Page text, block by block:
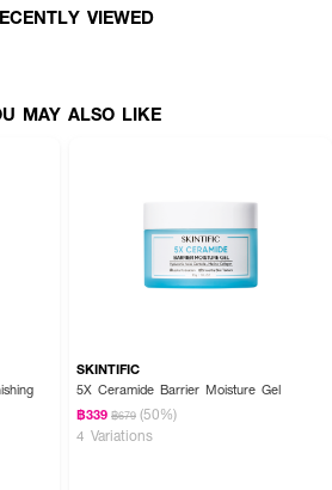
กลางคืน หลังขั้นตอนการล้างหน้า หรือหลังจากการ
สมอทั่วทั้งใบหน้าและลำคอ
ACUTILOBA ROOT EXTRACT
FALCATUM ROOT EXTRACT,
(LAVENDER) OIL, ANGELICA
CRATAEGUS MONOGYNA FLOWER
(SAFFLOWER) FLOWER
VIEWED
MAY ALSO LIKE
SKINTIFIC
5X Ceramide Barrier Moisture Gel
฿339 ฿679 (50%)
4 Variations